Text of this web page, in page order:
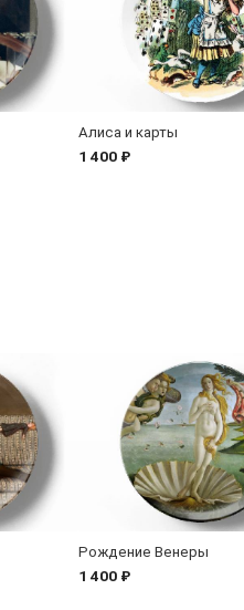
Алиса и карты
1 400 ₽
Рождение Венеры
1 400 ₽